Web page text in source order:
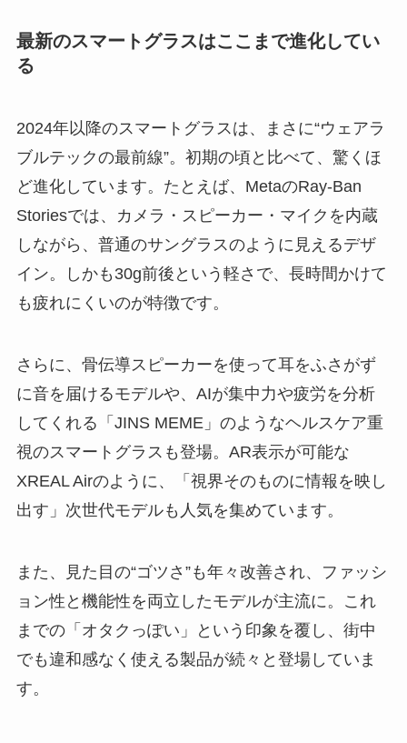
最新のスマートグラスはここまで進化してい
る
2024年以降のスマートグラスは、まさに“ウェアラ
ブルテックの最前線”。初期の頃と比べて、驚くほ
ど進化しています。たとえば、MetaのRay-Ban
Storiesでは、カメラ・スピーカー・マイクを内蔵
しながら、普通のサングラスのように見えるデザ
イン。しかも30g前後という軽さで、長時間かけて
も疲れにくいのが特徴です。
さらに、骨伝導スピーカーを使って耳をふさがず
に音を届けるモデルや、AIが集中力や疲労を分析
してくれる「JINS MEME」のようなヘルスケア重
視のスマートグラスも登場。AR表示が可能な
XREAL Airのように、「視界そのものに情報を映し
出す」次世代モデルも人気を集めています。
また、見た目の“ゴツさ”も年々改善され、ファッシ
ョン性と機能性を両立したモデルが主流に。これ
までの「オタクっぽい」という印象を覆し、街中
でも違和感なく使える製品が続々と登場していま
す。